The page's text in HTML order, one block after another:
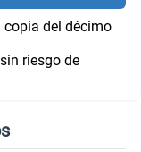
del décimo
riesgo de